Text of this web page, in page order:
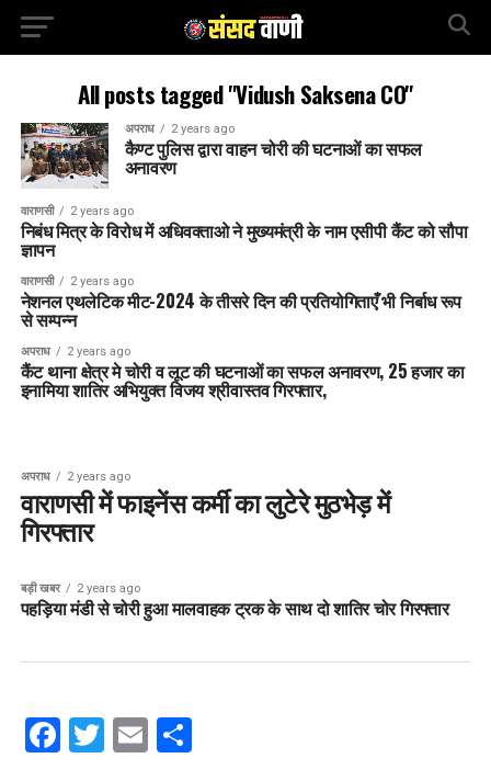
All posts tagged "Vidush Saksena CO"
अपराध 2 years ago
कैण्ट पुलिस द्वारा वाहन चोरी की घटनाओं का सफल
अनावरण
वाराणसी 2 years ago
निबंध मित्र के विरोध में अधिवक्ताओ ने मुख्यमंत्री के नाम एसीपी कैंट को सौपा
ज्ञापन
वाराणसी 2 years ago
नेशनल एथलेटिक मीट-2024 के तीसरे दिन की प्रतियोगिताएँ भी निर्बाध रूप
से सम्पन्न
अपराध 2 years ago
कैंट थाना क्षेत्र मे चोरी व लूट की घटनाओं का सफल अनावरण, 25 हजार का
इनामिया शातिर अभियुक्त विजय श्रीवास्तव गिरफ्तार,
अपराध 2 years ago
वाराणसी में फाइनेंस कर्मी का लुटेरे मुठभेड़ में
गिरफ्तार
बड़ी खबर 2 years ago
पहड़िया मंडी से चोरी हुआ मालवाहक ट्रक के साथ दो शातिर चोर गिरफ्तार
Facebook
Twitter
EmailShare